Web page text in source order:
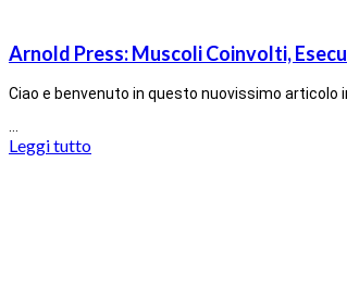
Arnold Press: Muscoli Coinvolti,
Ciao e benvenuto in questo nuovissimo articolo
Leggi tutto